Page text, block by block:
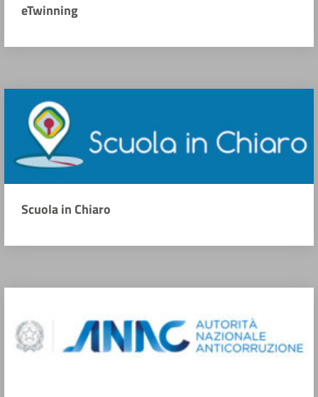
eTwinning
Scuola in Chiaro